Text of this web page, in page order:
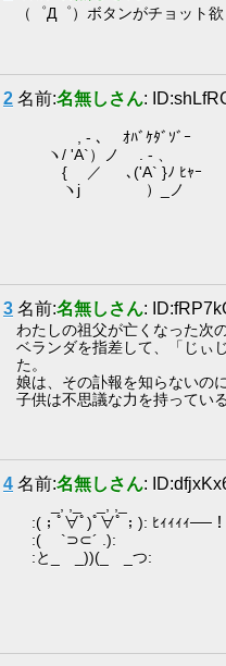
（゜Д゜）ボタンがチョット
2 名前:名無しさん:
, - ､ ｵﾊﾞｹﾀﾞ
ヽ/ 'A`）ノ . - 、
{ ／ ､('A` }ﾉ ﾋｬｰ
ヽj ）_ノ
3 名前:名無しさん:
わたしの祖父が亡くなった次
ベランダを指差して、「じぃ
た。
娘は、その訃報を知らないのに
子供は不思議な力を持っている
4 名前:名無しさん:
_, ,_ _, ,_
:(；ﾟ∀ﾟ)ﾟ∀ﾟ；): ﾋｨｨｨｨ──！
:( `⊃⊂´ .):
:と_ _))(_ _つ: